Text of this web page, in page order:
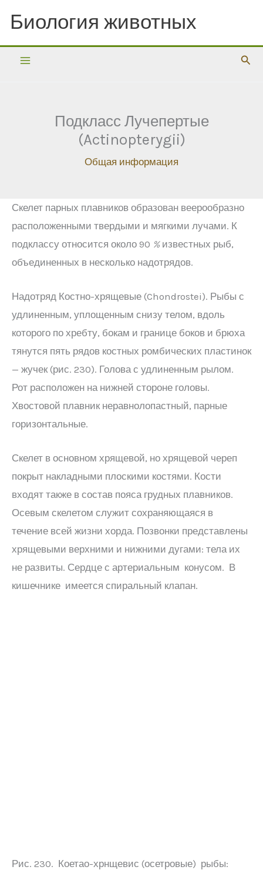
содержимому
Биология животных
Подкласс Лучепертые
(Actinopterygii)
Общая информация
Скелет парных плавников образован веерообразно
расположенными твердыми и мягкими лучами. К
подклассу относится около 90 %известных рыб,
объединенных в несколько надотрядов.
Надотряд Костно-хрящевые (Chondrostei). Рыбы с
удлиненным, уплощенным снизу телом, вдоль
которого по хребту, бокам и границе боков и брюха
тянутся пять рядов костных ромбических пластинок
— жучек (рис. 230). Голова с удлиненным рылом.
Рот расположен на нижней стороне головы.
Хвостовой плавник неравнолопастный, парные
горизонтальные.
Скелет в основном хрящевой, но хрящевой череп
покрыт накладными плоскими костями. Кости
входят также в состав пояса грудных плавников.
Осевым скелетом служит сохраняющаяся в
течение всей жизни хорда. Позвонки представлены
хрящевыми верхними и нижними дугами: тела их
не развиты. Сердце с артериальным конусом. В
кишечнике имеется спиральный клапан.
Рис. 230. Коетао-хрнщевис (осетровые) рыбы: